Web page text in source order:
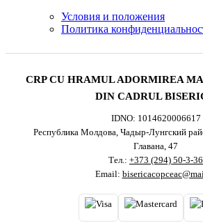
Условия и положения
Политика
CRP CU HRAMUL ADORMIREA
DIN CADRUL
IDNO: 1014620006617
Республика Молдова, Чадыр-Лунгский
Главана, 47
Тел.: +373 (294) 50-3-36
Email: